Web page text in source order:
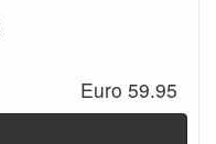
Euro 59.95